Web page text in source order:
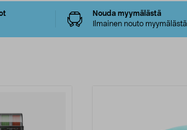
Nouda myymälästä
Ilmainen nouto myymälästä